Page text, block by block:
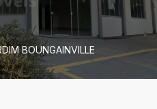
BOUNGAINVILLE